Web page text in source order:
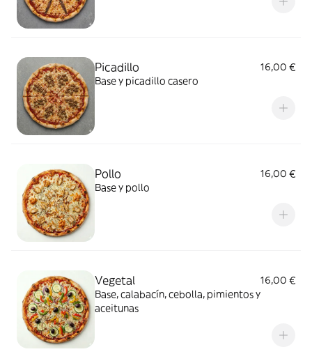
Picadillo
16,00 €
Base y picadillo casero
Pollo
16,00 €
Base y pollo
Vegetal
16,00 €
Base, calabacín, cebolla, pimientos y
aceitunas